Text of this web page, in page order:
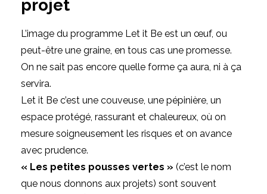
projet
L’image du programme Let it Be est un œuf, ou
peut-être une graine, en tous cas une promesse.
On ne sait pas encore quelle forme ça aura, ni à ça
servira.
Let it Be c’est une couveuse, une pépinière, un
espace protégé, rassurant et chaleureux, où on
mesure soigneusement les risques et on avance
avec prudence.
« Les petites pousses vertes » (c’est le nom
que nous donnons aux projets) sont souvent